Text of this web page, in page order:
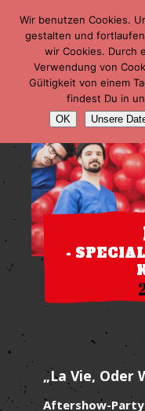
-
„La Vie, Oder
Aftershow-Party
Wir benutzen Cookies.
gestalten und
wir Cookies. Durch
Verwendung von
Gültigkeit von einem
findest Du in
OK Unsere